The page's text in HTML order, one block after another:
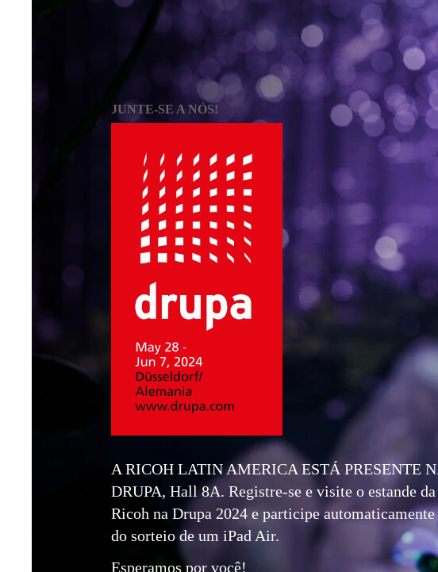
JUNTE-SE A NÓS!
A RICOH LATIN AMERICA ESTÁ PRESENTE
DRUPA, Hall 8A. Registre-se e visite o estande da
Ricoh na Drupa 2024 e participe automaticamente
do sorteio de um iPad Air.
Esperamos por você!